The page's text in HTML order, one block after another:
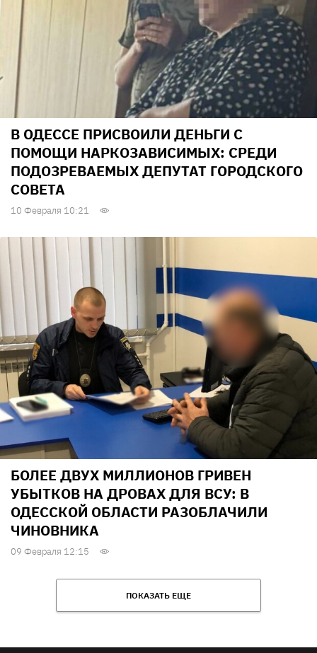
В ОДЕССЕ ПРИСВОИЛИ ДЕНЬГИ С
ПОМОЩИ НАРКОЗАВИСИМЫХ: СРЕДИ
ПОДОЗРЕВАЕМЫХ ДЕПУТАТ ГОРОДСКОГО
СОВЕТА
10 Февраля 10:21
БОЛЕЕ ДВУХ МИЛЛИОНОВ ГРИВЕН
УБЫТКОВ НА ДРОВАХ ДЛЯ ВСУ: В
ОДЕССКОЙ ОБЛАСТИ РАЗОБЛАЧИЛИ
ЧИНОВНИКА
09 Февраля 12:15
ПОКАЗАТЬ ЕЩЕ